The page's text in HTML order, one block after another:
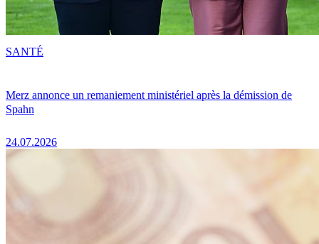
Merz annonce un remaniement ministériel après la démission de
Spahn
24.07.2026
SANTÉ